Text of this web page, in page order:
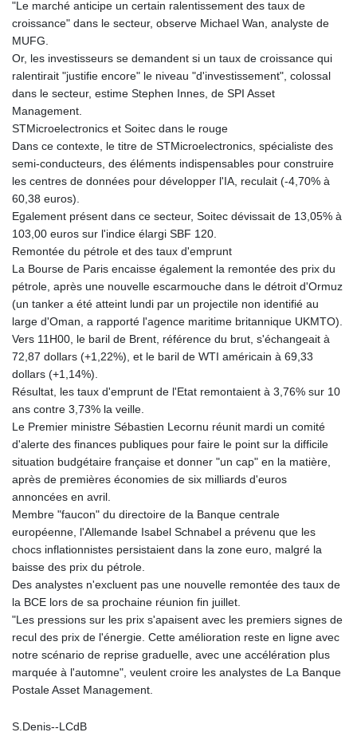
KGS 101.105674
KHR 4685.298214
KRW 1629.419037
KWD 0.356776
KYD 0.963357
LAK 26108.739178
LBP
103533.143415
LKR 387.749774
LSL 18.780552
LTL 3.413808
LVL 0.699343
LYD 7.358934
MAD 10.774363
MDL 20.102535
MGA 4933.054837
MKD 61.708483
MMK 2427.395773
MOP 9.341598
MUR 54.420371
MVR 17.874501
MWK 2004.537163
MXN 19.809677
MZN 73.883747
NAD 18.780552
NGN 1577.519501
NOK 10.981266
NPR 176.003933
NZD 1.961655
OMR 0.444533
PAB 1.155994
PEN 3.915024
"Le marché anticipe un certain ralentissement des taux de
croissance" dans le secteur, observe Michael Wan, analyste de
MUFG.
Or, les investisseurs se demandent si un taux de croissance qui
ralentirait "justifie encore" le niveau "d'investissement", colossal
dans le secteur, estime Stephen Innes, de SPI Asset
Management.
STMicroelectronics et Soitec dans le rouge
Dans ce contexte, le titre de STMicroelectronics, spécialiste des
semi-conducteurs, des éléments indispensables pour construire
les centres de données pour développer l'IA, reculait (-4,70% à
60,38 euros).
Egalement présent dans ce secteur, Soitec dévissait de 13,05% à
103,00 euros sur l'indice élargi SBF 120.
Remontée du pétrole et des taux d'emprunt
La Bourse de Paris encaisse également la remontée des prix du
pétrole, après une nouvelle escarmouche dans le détroit d'Ormuz
(un tanker a été atteint lundi par un projectile non identifié au
large d'Oman, a rapporté l'agence maritime britannique UKMTO).
Vers 11H00, le baril de Brent, référence du brut, s'échangeait à
72,87 dollars (+1,22%), et le baril de WTI américain à 69,33
dollars (+1,14%).
Résultat, les taux d'emprunt de l'Etat remontaient à 3,76% sur 10
ans contre 3,73% la veille.
Le Premier ministre Sébastien Lecornu réunit mardi un comité
d'alerte des finances publiques pour faire le point sur la difficile
situation budgétaire française et donner "un cap" en la matière,
après de premières économies de six milliards d'euros
annoncées en avril.
Membre "faucon" du directoire de la Banque centrale
européenne, l'Allemande Isabel Schnabel a prévenu que les
chocs inflationnistes persistaient dans la zone euro, malgré la
baisse des prix du pétrole.
Des analystes n'excluent pas une nouvelle remontée des taux de
la BCE lors de sa prochaine réunion fin juillet.
"Les pressions sur les prix s'apaisent avec les premiers signes de
recul des prix de l'énergie. Cette amélioration reste en ligne avec
notre scénario de reprise graduelle, avec une accélération plus
marquée à l'automne", veulent croire les analystes de La Banque
Postale Asset Management.
S.Denis--LCdB